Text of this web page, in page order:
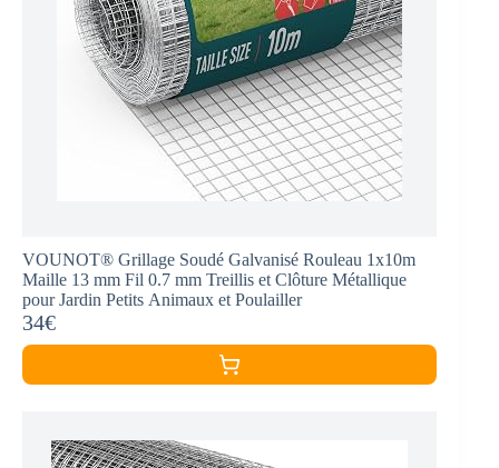
VOUNOT® Grillage Soudé Galvanisé Rouleau 1x10m
Maille 13 mm Fil 0.7 mm Treillis et Clôture Métallique
pour Jardin Petits Animaux et Poulailler
34€